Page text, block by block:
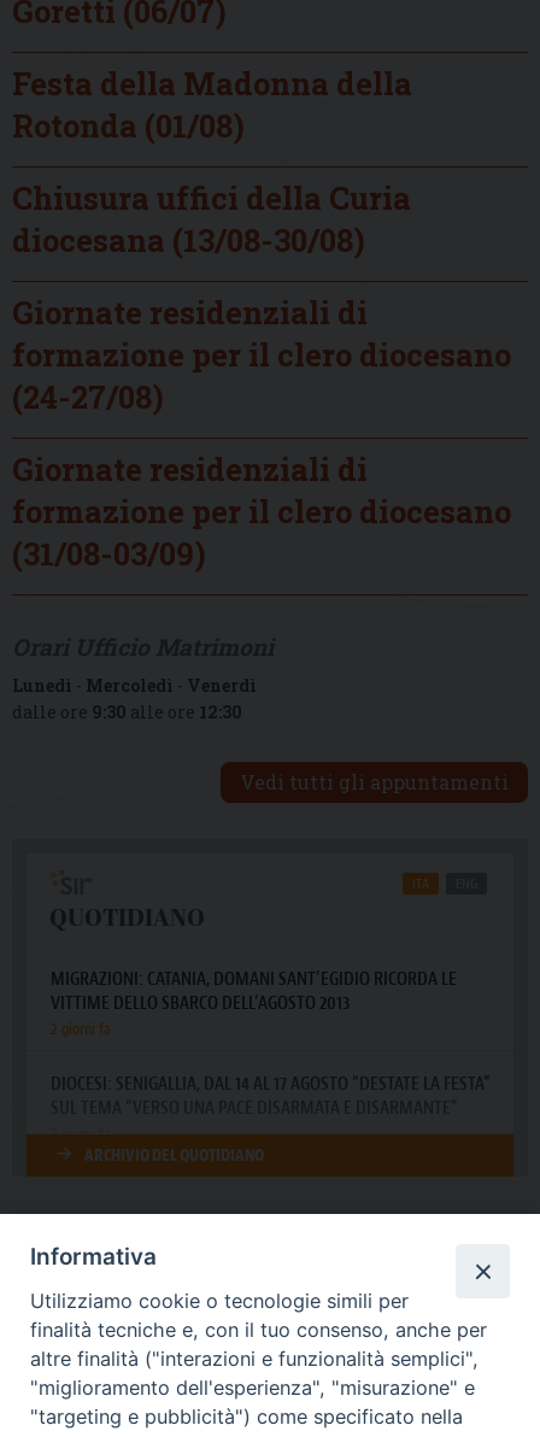
Goretti (06/07)
Festa della Madonna della
Rotonda (01/08)
Chiusura uffici della Curia
diocesana (13/08-30/08)
Giornate residenziali di
formazione per il clero diocesano
(24-27/08)
Giornate residenziali di
formazione per il clero diocesano
(31/08-03/09)
Lunedì - Mercoledì - Venerdì
dalle ore 9:30 alle ore 12:30
Vedi tutti gli appuntamenti
DIOCESI SUBURBICARIA DI ALBANO
Contatti:Tel.: 06.93268401 - Fax.: 06.9323844
E-mail:curia@diocesidialbano.it
Orari: dal Lunedì al Venerdì Ore: 9:00 - 13:00
Informativa
Utilizziamo cookie o tecnologie simili per
finalità tecniche e, con il tuo consenso, anche per
altre finalità ("interazioni e funzionalità semplici",
"miglioramento dell'esperienza", "misurazione" e
"targeting e pubblicità") come specificato nella